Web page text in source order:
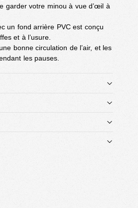
garder votre minou à vue d’œil à
un fond arrière PVC est conçu
et à l’usure.
bonne circulation de l’air, et les
les pauses.